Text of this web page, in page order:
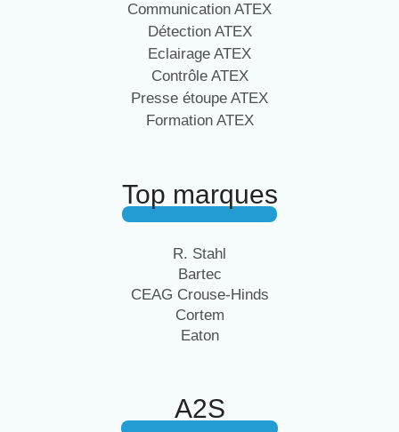
Communication ATEX
Détection ATEX
Eclairage ATEX
Contrôle ATEX
Presse étoupe ATEX
Formation ATEX
Top marques
R. Stahl
Bartec
CEAG Crouse-Hinds
Cortem
Eaton
A2S